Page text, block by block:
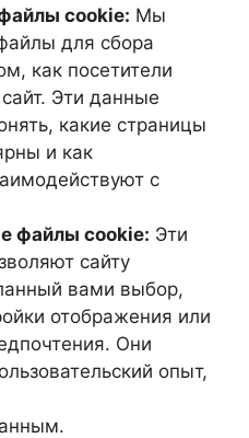
cookie: Мы
для сбора
как посетители
Эти данные
какие страницы
и как
с
файлы cookie: Эти
сайту
вами выбор,
отображения или
Они
опыт,